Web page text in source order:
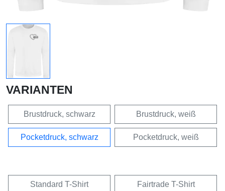
VARIANTEN
Brustdruck, schwarz Brustdruck, weiß
Pocketdruck, schwarz Pocketdruck, weiß
Standard T-Shirt Fairtrade T-Shirt